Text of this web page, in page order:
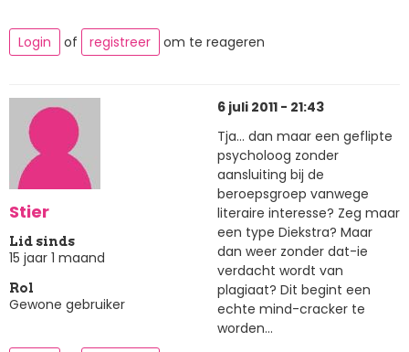
Login of registreer om te reageren
Stier
Lid sinds
15 jaar 1 maand
Rol
Gewone gebruiker
6 juli 2011 - 21:43
Tja... dan maar een geflipte
psycholoog zonder
aansluiting bij de
beroepsgroep vanwege
literaire interesse? Zeg maar
een type Diekstra? Maar
dan weer zonder dat-ie
verdacht wordt van
plagiaat? Dit begint een
echte mind-cracker te
worden...